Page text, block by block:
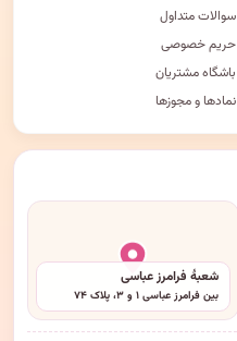
سوالات متداول
حریم خصوصی
باشگاه مشتریان
نمادها و مجوزها
شعبهٔ فرامرز عباسی
بین فرامرز عباسی ۱ و ۳، پلاک ۷۴